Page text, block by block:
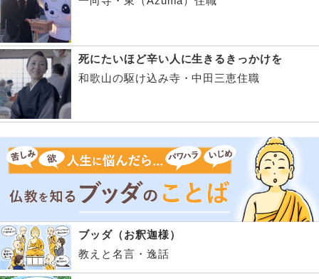
死にたいほど辛い人に生きるきっかけを
和歌山の駆け込み寺・中田三恵住職
ブッダ（お釈迦様）
教えと名言・逸話